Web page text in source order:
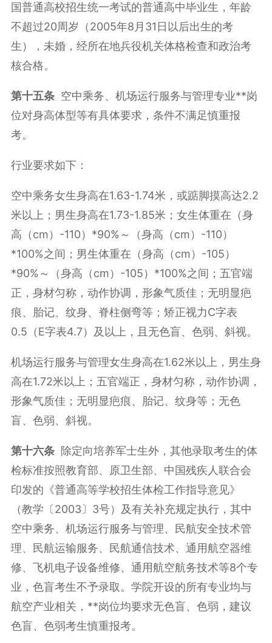
国普通高校招生统一考试的普通高中毕业生，年龄
不超过20周岁（2005年8月31日以后出生的考
生），未婚，经所在地兵役机关体格检查和政治考
核合格。
第十五条空中乘务、机场运行服务与管理专业**岗
位对身高体型等有具体要求，条件不满足慎重报
考。
行业要求如下：
空中乘务女生身高在1.63-1.74米，或踮脚摸高达2.2
米以上；男生身高在1.73-1.85米；女生体重在（身
高（cm）-110）*90%～（身高（cm）-110）
*100%之间；男生体重在（身高（cm）-105）
*90%～（身高（cm）-105）*100%之间；五官端
正，身材匀称，动作协调，形象气质佳；无明显疤
痕、胎记、纹身、脊柱侧弯等；矫正视力C字表
0.5（E字表4.7）及以上，且无色盲、色弱、斜视。
机场运行服务与管理女生身高在1.62米以上，男生身
高在1.72米以上；五官端正，身材匀称，动作协调，
形象气质佳；无明显疤痕、胎记、纹身等；无色
盲、色弱、斜视。
第十六条除定向培养军士生外，其他录取考生的体
检标准按照教育部、原卫生部、中国残疾人联合会
印发的《普通高等学校招生体检工作指导意见》
（教学〔2003〕3号）及有关补充规定执行，其中
空中乘务、机场运行服务与管理、民航安全技术管
理、民航运输服务、民航通信技术、通用航空器维
修、飞机电子设备维修、通用航空航务技术等8个专
业，色盲考生不予录取。学院开设的所有专业均与
航空产业相关，**岗位均要求无色盲、色弱，建议
色盲、色弱考生慎重报考。